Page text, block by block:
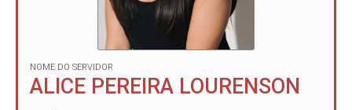
NOME DO SERVIDOR
ALICE PEREIRA LOURENSON